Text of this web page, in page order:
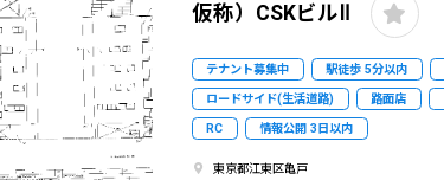
仮称）CSKビルⅡ
テナント募集中 駅徒歩 5分以内
ロードサイド(生活道路) 路面店
RC 情報公開 3日以内
東京都江東区亀戸